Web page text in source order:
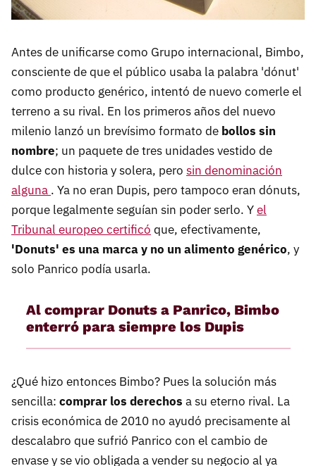
Antes de unificarse como Grupo internacional, Bimbo,
consciente de que el público usaba la palabra 'dónut'
como producto genérico, intentó de nuevo comerle el
terreno a su rival. En los primeros años del nuevo
milenio lanzó un brevísimo formato de bollos sin
nombre; un paquete de tres unidades vestido de
dulce con historia y solera, pero sin denominación
alguna . Ya no eran Dupis, pero tampoco eran dónuts,
porque legalmente seguían sin poder serlo. Yel
Tribunal europeo certificó que, efectivamente,
'Donuts' es una marca y no un alimento genérico, y
solo Panrico podía usarla.
Al comprar Donuts a Panrico, Bimbo
enterró para siempre los Dupis
¿Qué hizo entonces Bimbo? Pues la solución más
sencilla: comprar los derechos a su eterno rival. La
crisis económica de 2010 no ayudó precisamente al
descalabro que sufrió Panrico con el cambio de
envase y se vio obligada a vender su negocio al ya